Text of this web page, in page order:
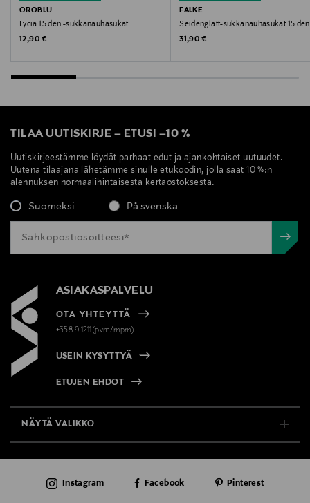
OROBLU
Lycia 15 den -sukkanauhasukat
Original Price
12,90 €
FALKE
Seidenglatt-sukkanauhasukat 15 den
Original Price
31,90 €
TILAA UUTISKIRJE – ETUSI –10 %
Uutiskirjeestämme löydät parhaat edut ja ajankohtaiset uutuudet.
Uutena tilaajana lähetämme sinulle etukoodin, jolla saat 10 %:n
alennuksen normaalihintaisesta kertaostoksesta.
Suomeksi På svenska
ASIAKASPALVELU
OTA YHTEYTTÄ
+358 9 1211(pvm/mpm)
USEIN KYSYTTYÄ
ETUJEN EHDOT
NÄYTÄ VALIKKO
AJANKOHTAISTA
Instagram Facebook Pinterest